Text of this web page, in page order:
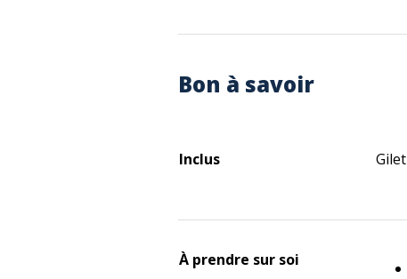
Bon à savoir
Inclus
À prendre sur soi